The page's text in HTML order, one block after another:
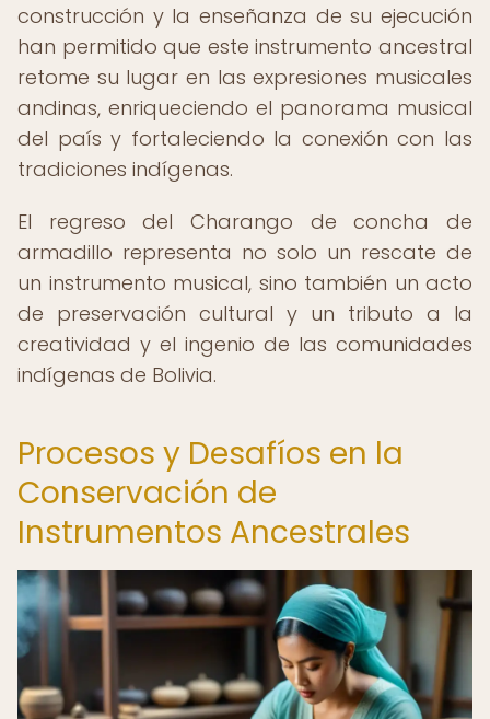
construcción y la enseñanza de su ejecución
han permitido que este instrumento ancestral
retome su lugar en las expresiones musicales
andinas, enriqueciendo el panorama musical
del país y fortaleciendo la conexión con las
tradiciones indígenas.
El regreso del Charango de concha de
armadillo representa no solo un rescate de
un instrumento musical, sino también un acto
de preservación cultural y un tributo a la
creatividad y el ingenio de las comunidades
indígenas de Bolivia.
Procesos y Desafíos en la
Conservación de
Instrumentos Ancestrales